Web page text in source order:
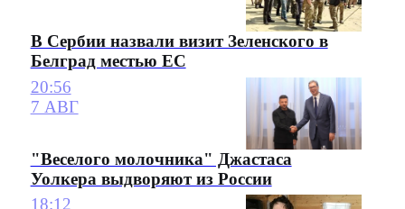
В Сербии назвали визит Зеленского в
Белград местью ЕС
20:56
7 АВГ
"Веселого молочника" Джастаса
Уолкера выдворяют из России
18:12